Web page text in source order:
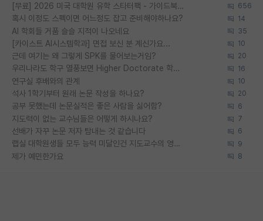
[무료] 2026 미국 대학원 유학 스타터팩 - 가이드북 & 합격자 컨택메일 템플릿 656
혹시 이정도 스펙이면 어느정도 잡고 준비해야하나요? 14
AI 학회들 거품 슬슬 지적이 나오네요 35
[카이스트 AI시스템학과] 면접 보신 분 계신가요... 10
근데 여기는 왜 그렇게 SPK를 물어보는거임? 20
우리나라도 학구 열풍보면 Higher Doctorate 학위가 필요하다고 봅니다. 16
연구실 후배와의 관계 10
석사 1학기부터 원래 논문 작성을 하나요? 20
공부 못했는데 논문실적은 좋은 사람을 싫어함? 6
지도력이 없는 교수님들은 어떻게 하시나요? 7
선배가 자꾸 논문 저자 탐내는 것 같습니다 6
랩실 대학원생들 모두 능력 미달인건 지도교수의 영향 아닌가? 9
제가 예민한가요 8